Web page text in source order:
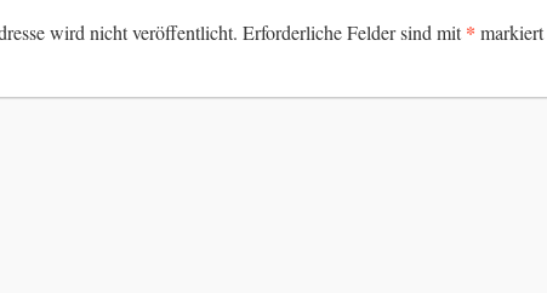
wird nicht veröffentlicht. Erforderliche Felder sind mit* markiert